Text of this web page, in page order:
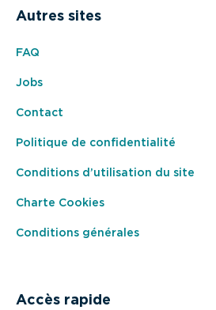
Autres sites
FAQ
Jobs
Contact
Politique de confidentialité
Conditions d’utilisation du site
Charte Cookies
Conditions générales
Accès rapide